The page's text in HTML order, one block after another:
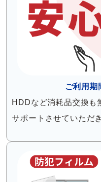
ご利用期
HDDなど消耗品交換も
サポートさせていただ